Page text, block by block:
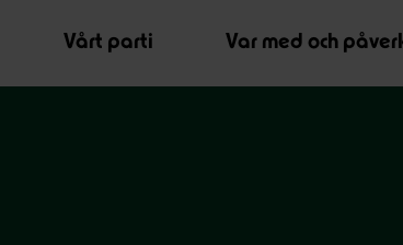
Vårt parti Var med och